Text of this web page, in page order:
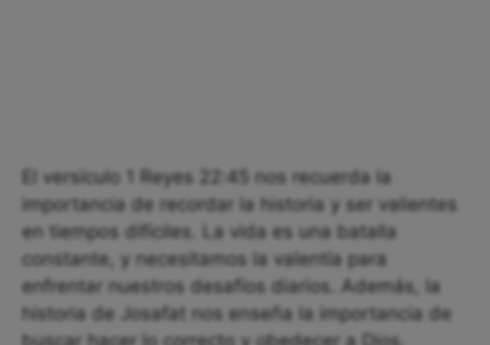
El versículo 1 Reyes 22:45 nos recuerda la
importancia de recordar la historia y ser valientes
en tiempos difíciles. La vida es una batalla
constante, y necesitamos la valentía para
enfrentar nuestros desafíos diarios. Además, la
historia de Josafat nos enseña la importancia de